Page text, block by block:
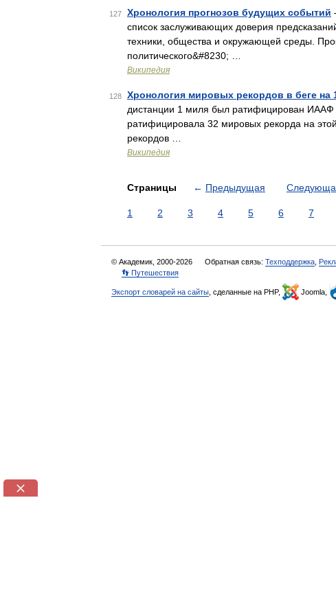
127 Хронология прогнозов будущих событий
список заслуживающих доверия
техники, общества и окружающей среды.
политического&#8230; …
Википедия
128 Хронология мировых рекордов в беге
дистанции 1 миля был ратифицирован
ратифицировала 32 мировых рекорда на
рекордов …
Википедия
Страницы ← Предыдущая
1 2 3 4 5 6 7
© Академик, 2000-2026 Обратная связь: Техподдержка
👣 Путешествия
Экспорт словарей на сайты , сделанные на PHP, Joomla,